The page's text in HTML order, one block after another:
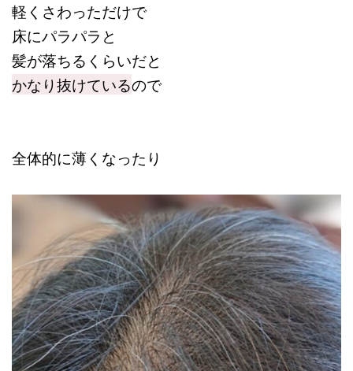
軽くさわっただけで
床にパラパラと
髪が落ちるくらいだと
かなり抜けているので
全体的に薄くなったり